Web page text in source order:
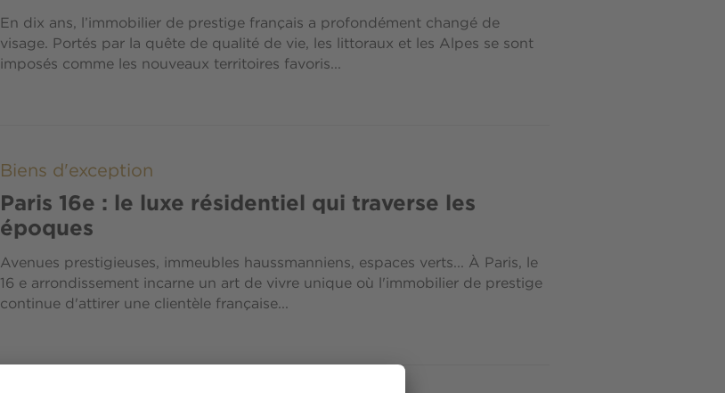
En dix ans, l’immobilier de prestige français a profondément changé de
visage. Portés par la quête de qualité de vie, les littoraux et les Alpes se sont
imposés comme les nouveaux territoires favoris...
Biens d'exception
Paris 16e : le luxe résidentiel qui traverse les
époques
Avenues prestigieuses, immeubles haussmanniens, espaces verts... À Paris, le
16 e arrondissement incarne un art de vivre unique où l'immobilier de prestige
continue d'attirer une clientèle française...